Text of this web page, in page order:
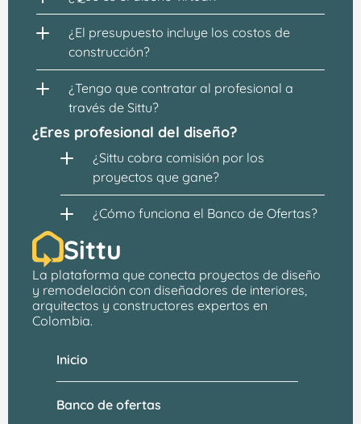
¿El presupuesto incluye los costos de
construcción?
¿Tengo que contratar al profesional a
través de Sittu?
¿Eres profesional del diseño?
¿Sittu cobra comisión por los
proyectos que gane?
¿Cómo funciona el Banco de Ofertas?
Sittu
La plataforma que conecta proyectos de diseño
y remodelación con diseñadores de interiores,
arquitectos y constructores expertos en
Colombia.
Banco de ofertas
Inicio